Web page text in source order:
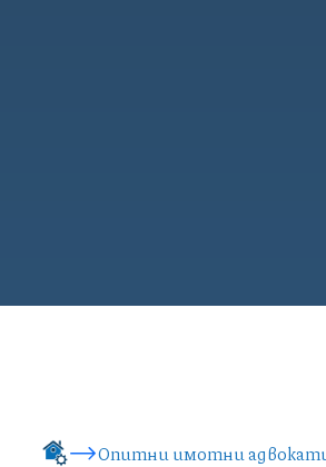
Опитни имотни адвокати